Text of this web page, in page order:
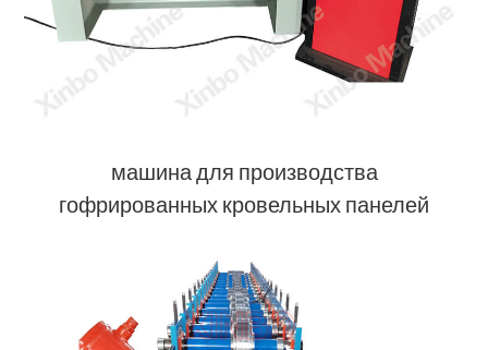
машина для производства
гофрированных кровельных панелей